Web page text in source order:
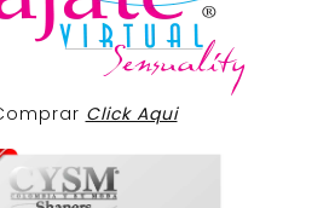
Click Aqui